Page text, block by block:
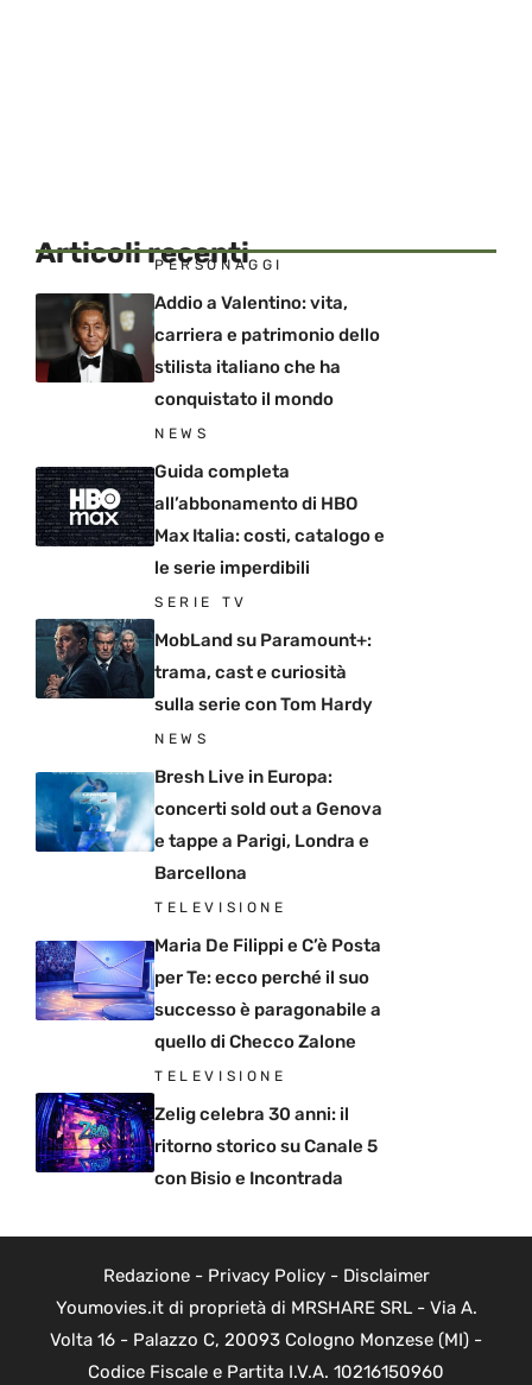
Articoli recenti
PERSONAGGI
Addio a Valentino: vita,
carriera e patrimonio dello
stilista italiano che ha
conquistato il mondo
NEWS
Guida completa
all’abbonamento di HBO
Max Italia: costi, catalogo e
le serie imperdibili
SERIE TV
MobLand su Paramount+:
trama, cast e curiosità
sulla serie con Tom Hardy
NEWS
Bresh Live in Europa:
concerti sold out a Genova
e tappe a Parigi, Londra e
Barcellona
TELEVISIONE
Maria De Filippi e C’è Posta
per Te: ecco perché il suo
successo è paragonabile a
quello di Checco Zalone
TELEVISIONE
Zelig celebra 30 anni: il
ritorno storico su Canale 5
con Bisio e Incontrada
Redazione- Privacy Policy- Disclaimer
Youmovies.it di proprietà di MRSHARE SRL - Via A.
Volta 16 - Palazzo C, 20093 Cologno Monzese (MI) -
Codice Fiscale e Partita I.V.A. 10216150960